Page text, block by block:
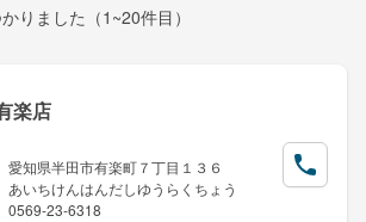
りました （1~20件目）
楽店
愛知県半田市有楽町７丁目１３６
あいちけんはんだしゆうらくちょう
0569-23-6318